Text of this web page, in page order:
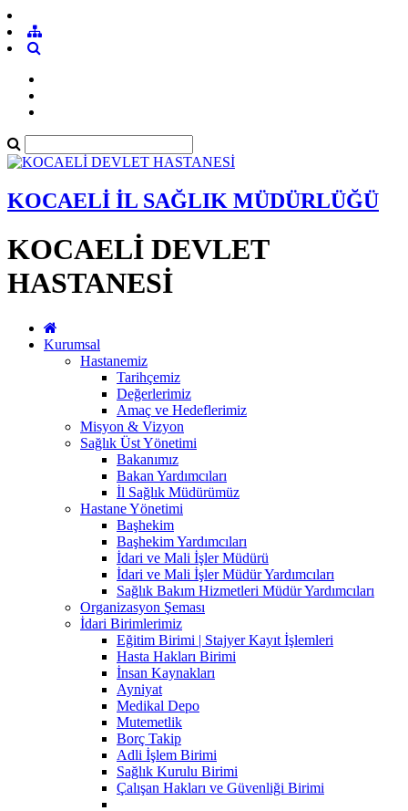
KOCAELİ İL SAĞLIK MÜDÜRLÜĞÜ
KOCAELİ DEVLET
HASTANESİ
Kurumsal
Hastanemiz
Tarihçemiz
Değerlerimiz
Amaç ve Hedeflerimiz
Misyon & Vizyon
Sağlık Üst Yönetimi
Bakanımız
Bakan Yardımcıları
İl Sağlık Müdürümüz
Hastane Yönetimi
Başhekim
Başhekim Yardımcıları
İdari ve Mali İşler Müdürü
İdari ve Mali İşler Müdür Yardımcıları
Sağlık Bakım Hizmetleri Müdür Yardımcıları
Organizasyon Şeması
İdari Birimlerimiz
Eğitim Birimi | Stajyer Kayıt İşlemleri
Hasta Hakları Birimi
İnsan Kaynakları
Ayniyat
Medikal Depo
Mutemetlik
Borç Takip
Adli İşlem Birimi
Sağlık Kurulu Birimi
Çalışan Hakları ve Güvenliği Birimi